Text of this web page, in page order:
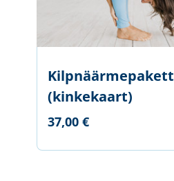
Kilpnäärmepakett
(kinkekaart)
37,00 €